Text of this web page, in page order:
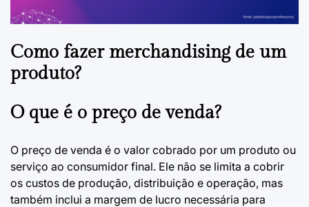
Como fazer merchandising de um
produto?
O que é o preço de venda?
O preço de venda é o valor cobrado por um produto ou
serviço ao consumidor final. Ele não se limita a cobrir
os custos de produção, distribuição e operação, mas
também inclui a margem de lucro necessária para